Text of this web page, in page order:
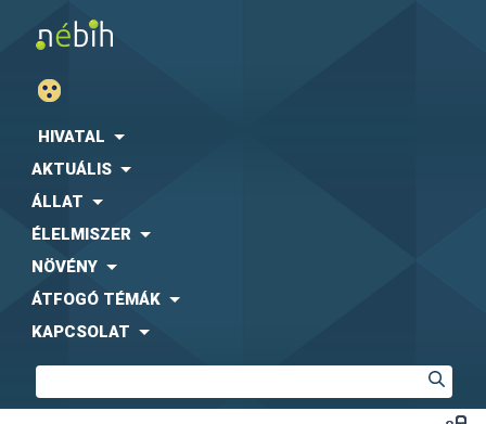
HIVATAL
AKTUÁLIS
ÁLLAT
ÉLELMISZER
NÖVÉNY
ÁTFOGÓ TÉMÁK
KAPCSOLAT